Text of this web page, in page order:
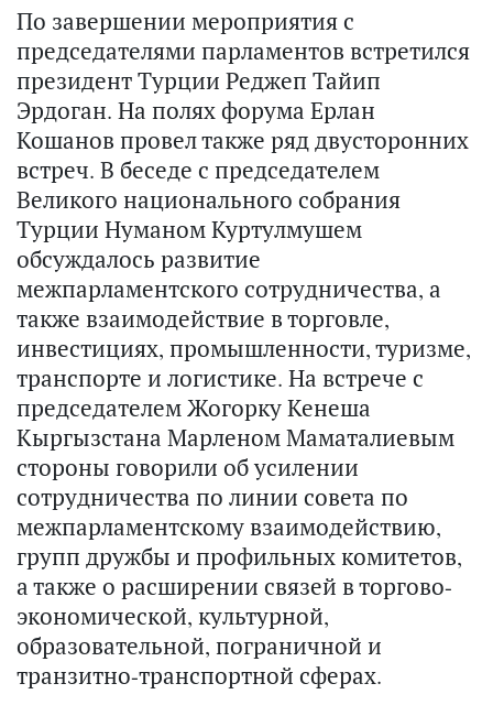
По завершении мероприятия с
председателями парламентов встретился
президент Турции Реджеп Тайип
Эрдоган. На полях форума Ерлан
Кошанов провел также ряд двусторонних
встреч. В беседе с председателем
Великого национального собрания
Турции Нуманом Куртулмушем
обсуждалось развитие
межпарламентского сотрудничества, а
также взаимодействие в торговле,
инвестициях, промышленности, туризме,
транспорте и логистике. На встрече с
председателем Жогорку Кенеша
Кыргызстана Марленом Маматалиевым
стороны говорили об усилении
сотрудничества по линии совета по
межпарламентскому взаимодействию,
групп дружбы и профильных комитетов,
а также о расширении связей в торгово-
экономической, культурной,
образовательной, пограничной и
транзитно-транспортной сферах.